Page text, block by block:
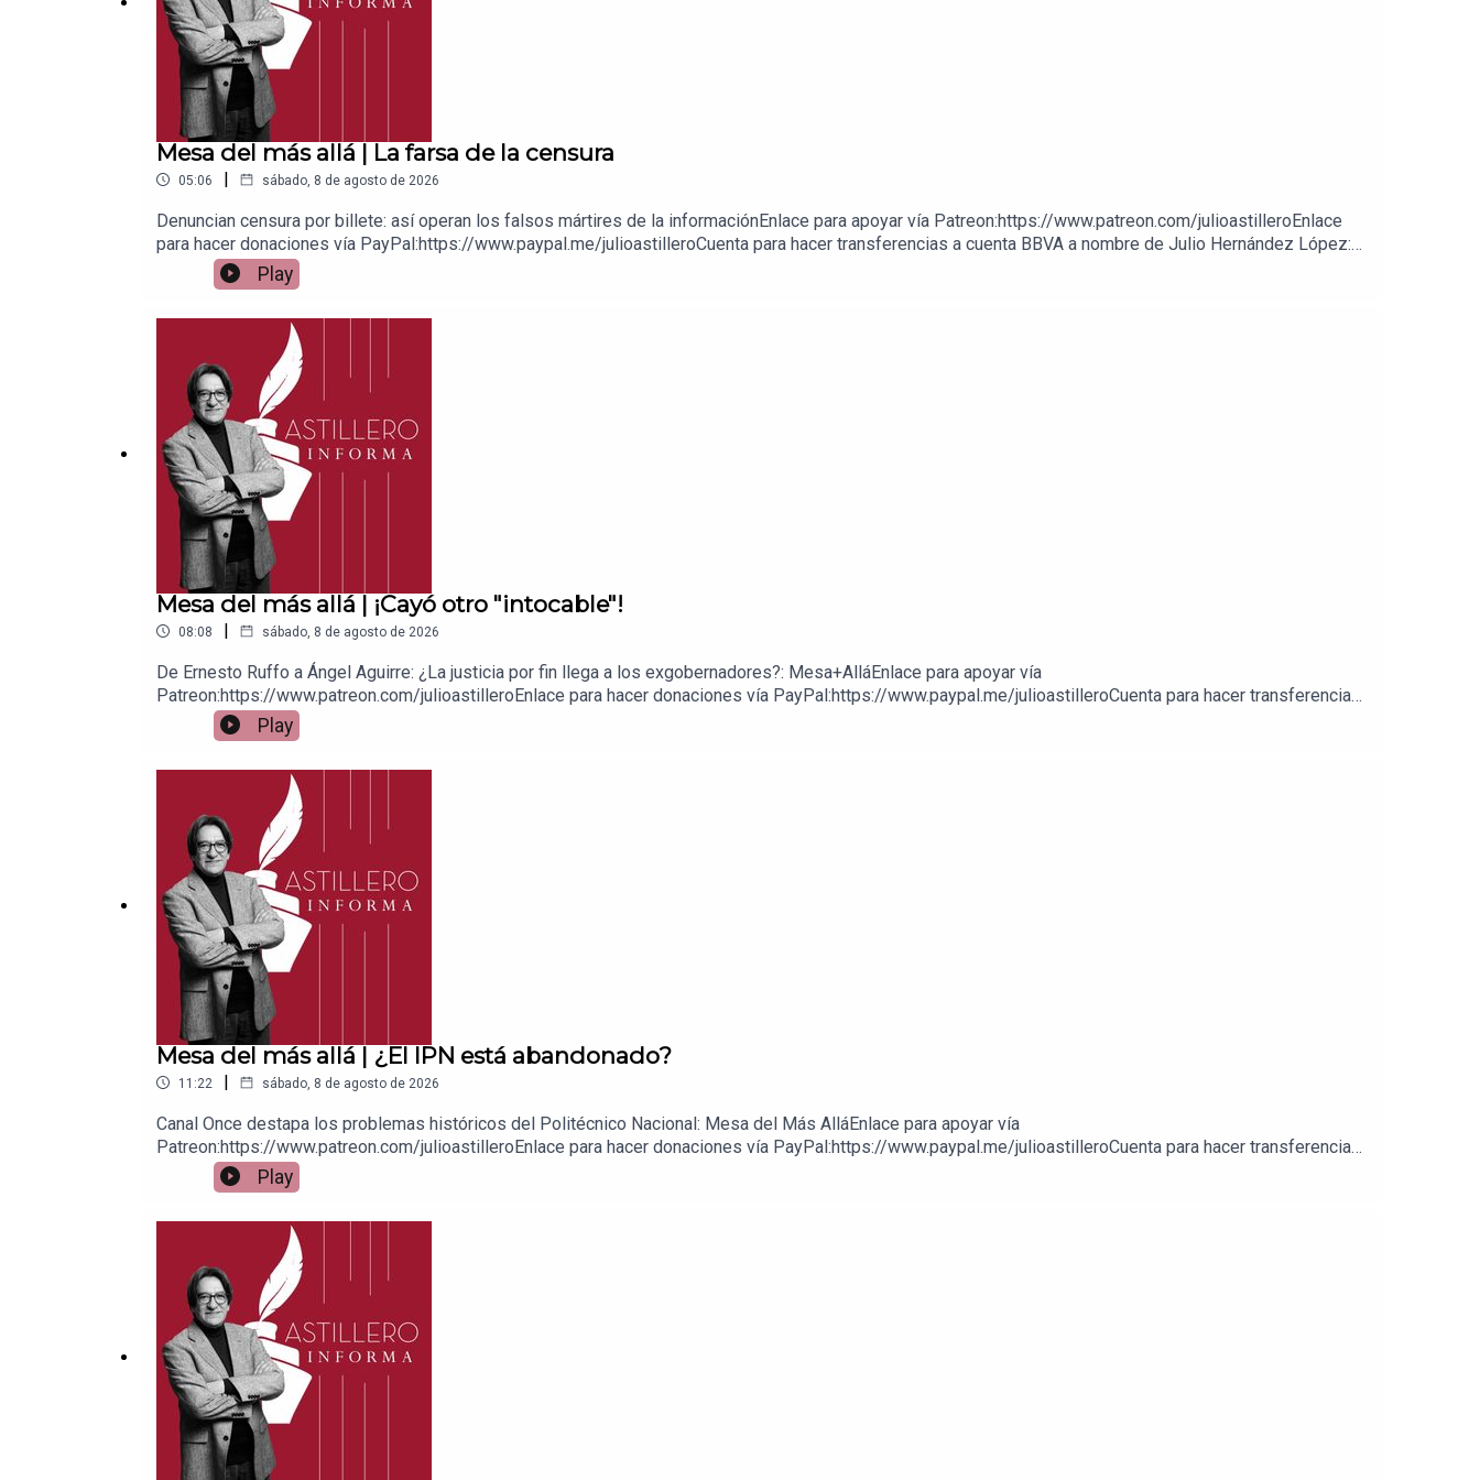
Mesa del más allá | La farsa de la censura
05:06 | sábado, 8 de agosto de 2026
Denuncian censura por billete: así operan los falsos mártires de la informaciónEnlace para apoyar vía Patreon:https://www.patreon.com/julioastilleroEnlace
para hacer donaciones vía PayPal:https://www.paypal.me/julioastilleroCuenta para hacer transferencias a cuenta BBVA a nombre de Julio Hernández López:
1539408017CLABE: 012 320 01539408017 2Tienda:https://julioastillerotienda.com/
Play
Mesa del más allá | ¡Cayó otro "intocable"!
08:08 | sábado, 8 de agosto de 2026
De Ernesto Ruffo a Ángel Aguirre: ¿La justicia por fin llega a los exgobernadores?: Mesa+AlláEnlace para apoyar vía
Patreon:https://www.patreon.com/julioastilleroEnlace para hacer donaciones vía PayPal:https://www.paypal.me/julioastilleroCuenta para hacer transferencias
a cuenta BBVA a nombre de Julio Hernández López: 1539408017CLABE: 012 320 01539408017 2Tienda:https://julioastillerotienda.com/
Play
Mesa del más allá | ¿El IPN está abandonado?
11:22 | sábado, 8 de agosto de 2026
Canal Once destapa los problemas históricos del Politécnico Nacional: Mesa del Más AlláEnlace para apoyar vía
Patreon:https://www.patreon.com/julioastilleroEnlace para hacer donaciones vía PayPal:https://www.paypal.me/julioastilleroCuenta para hacer transferencias
a cuenta BBVA a nombre de Julio Hernández López: 1539408017CLABE: 012 320 01539408017 2Tienda:https://julioastillerotienda.com/
Play